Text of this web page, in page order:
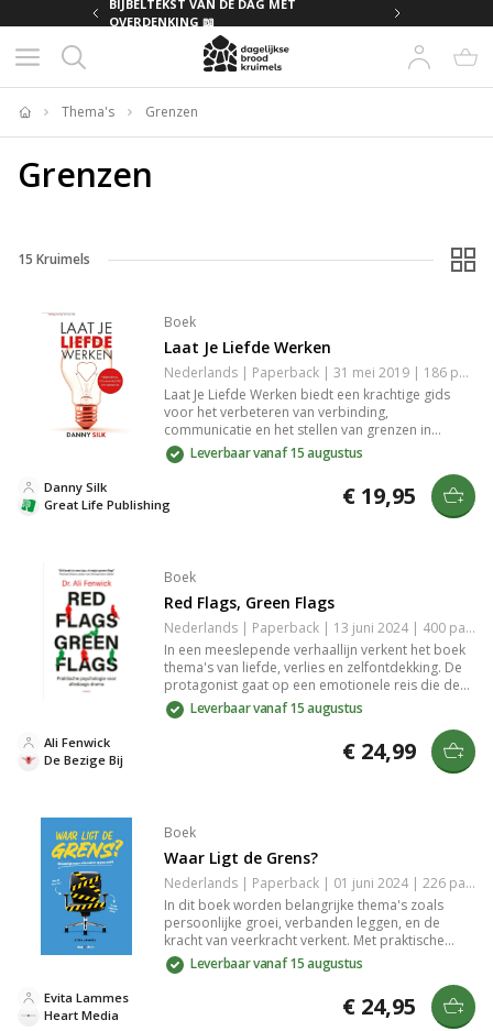
BIJBELTEKST VAN DE DAG MET
OVERDENKING 📖
Home
Thema's Grenzen
Grenzen
15 Kruimels
Boek
Laat Je Liefde Werken
Nederlands | Paperback | 31 mei 2019 | 186 pagina's | 9789083008110
Laat Je Liefde Werken biedt een krachtige gids
voor het verbeteren van verbinding,
communicatie en het stellen van grenzen in
relaties. Het boek stelt praktische inzichten en
technieken voor waarmee je liefde kunt
versterken en conflicten kunt oplossen. Geschikt
voor iedereen die zijn of haar relaties wil
verdiepen en effectiever wil communiceren.
Leverbaar vanaf 15 augustus
Great Life Publishing
Danny Silk € 19,95
Boek
Red Flags, Green Flags
Nederlands | Paperback | 13 juni 2024 | 400 pagina's | 9789403131283
In een meeslepende verhaallijn verkent het boek
thema's van liefde, verlies en zelfontdekking. De
protagonist gaat op een emotionele reis die de
lezer aanmoedigt om na te denken over de
betekenis van relaties en de kracht van vergeving.
beelden biedt dit verhaal een onvergetelijke
Leverbaar vanaf 15 augustus
De Bezige Bij
Ali Fenwick € 24,99
Boek
Waar Ligt de Grens?
Nederlands | Paperback | 01 juni 2024 | 226 pagina's | 9789089840455
In dit boek worden belangrijke thema's zoals
persoonlijke groei, verbanden leggen, en de
kracht van veerkracht verkent. Met praktische
inzichten en inspirerende verhalen biedt het
waardevolle handvatten voor zowel uitdagingen
iedereen die zichzelf wil ontwikkelen en sterker wil
Leverbaar vanaf 15 augustus
Heart Media
Evita Lammes € 24,95